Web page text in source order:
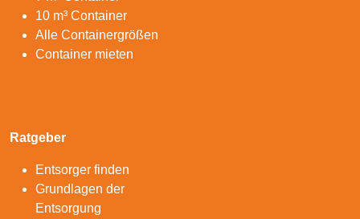
10 m³ Container
Alle Containergrößen
Container mieten
Ratgeber
Entsorger finden
Grundlagen der
Entsorgung